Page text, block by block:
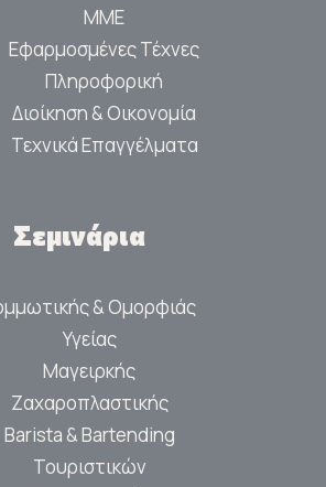
ΜΜΕ
Εφαρμοσμένες Τέχνες
Πληροφορική
Διοίκηση & Οικονομία
Τεχνικά Επαγγέλματα
Σεμινάρια
& Ομορφιάς
Υγείας
Μαγειρκής
Ζαχαροπλαστικής
Barista & Bartending
Τουριστικών